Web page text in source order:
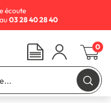
écoute
03 28 40 28 40
0